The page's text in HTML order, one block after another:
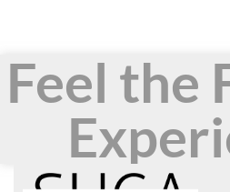
Feel the